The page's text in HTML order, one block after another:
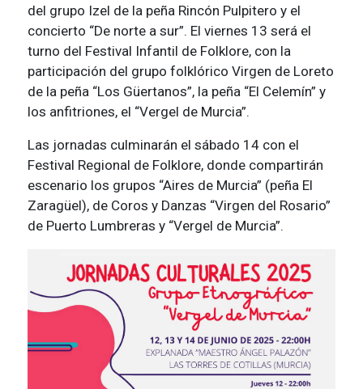
del grupo Izel de la peña Rincón Pulpitero y el
concierto “De norte a sur”. El viernes 13 será el
turno del Festival Infantil de Folklore, con la
participación del grupo folklórico Virgen de Loreto
de la peña “Los Güertanos”, la peña “El Celemín” y
los anfitriones, el “Vergel de Murcia”.
Las jornadas culminarán el sábado 14 con el
Festival Regional de Folklore, donde compartirán
escenario los grupos “Aires de Murcia” (peña El
Zaragüel), de Coros y Danzas “Virgen del Rosario”
de Puerto Lumbreras y “Vergel de Murcia”.